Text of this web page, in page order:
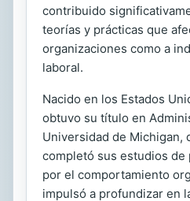
contribuido
teorías y prácticas que
organizaciones como a
laboral.
Nacido en los Estados
obtuvo su título en
Universidad de Michigan,
completó sus estudios de
por el comportamiento
impulsó a profundizar en